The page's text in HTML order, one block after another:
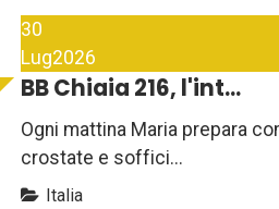
30
Lug2026
BB Chiaia 216, l'int...
Ogni mattina Maria prepara
crostate e soffici...
Italia